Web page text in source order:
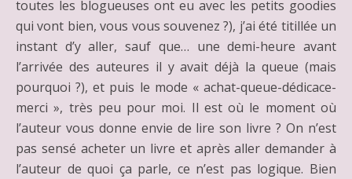
toutes les blogueuses ont eu avec les petits goodies
qui vont bien, vous vous souvenez ?), j’ai été titillée un
instant d’y aller, sauf que… une demi-heure avant
l’arrivée des auteures il y avait déjà la queue (mais
pourquoi ?), et puis le mode « achat-queue-dédicace-
merci », très peu pour moi. Il est où le moment où
l’auteur vous donne envie de lire son livre ? On n’est
pas sensé acheter un livre et après aller demander à
l’auteur de quoi ça parle, ce n’est pas logique. Bien